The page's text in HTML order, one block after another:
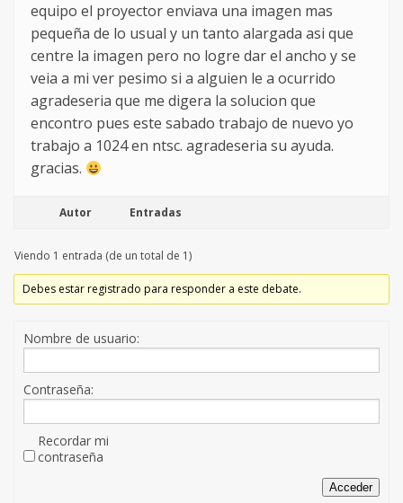
equipo el proyector enviava una imagen mas
pequeña de lo usual y un tanto alargada asi que
centre la imagen pero no logre dar el ancho y se
veia a mi ver pesimo si a alguien le a ocurrido
agradeseria que me digera la solucion que
encontro pues este sabado trabajo de nuevo yo
trabajo a 1024 en ntsc. agradeseria su ayuda.
gracias.
Autor Entradas
Viendo 1 entrada (de un total de 1)
Debes estar registrado para responder a este debate.
Nombre de usuario:
Contraseña:
Recordar mi
contraseña
Acceder